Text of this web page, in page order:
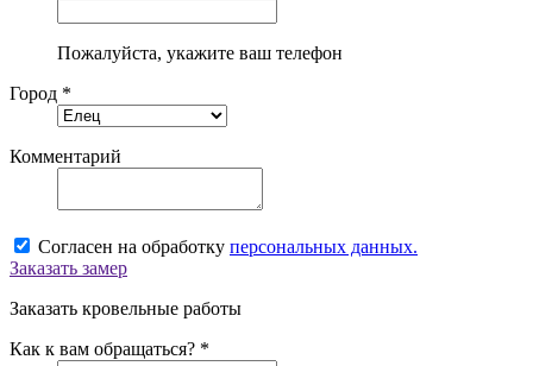
Пожалуйста, укажите ваш телефон
Город *
Комментарий
Согласен на обработку персональных данных.
Заказать замер
Заказать кровельные работы
Как к вам обращаться? *